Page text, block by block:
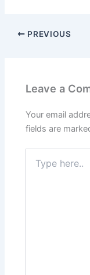
c
o
k
at
p
PREVIOUS
Leave a
Your email
fields are
here..